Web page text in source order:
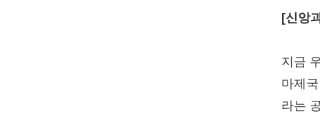
[신앙
지금
마제
라는